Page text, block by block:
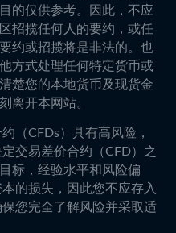
的仅供参考。因此，不应
招揽任何人的要约，或任
约或招揽将是非法的。也
方式处理任何特定货币或
楚您的本地货币及现货金
离开本网站。
（CFDs）具有高风险，
交易差价合约（CFD）之
标，经验水平和风险偏
的损失，因此您不应存入
您完全了解风险并采取适